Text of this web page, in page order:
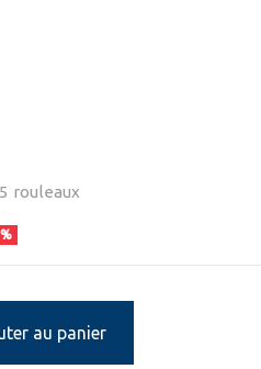
rouleaux
au panier